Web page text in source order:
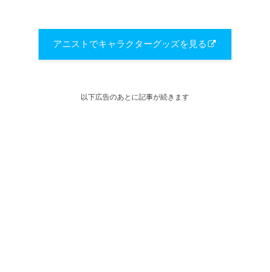
アニストでキャラクターグッズを見る
以下広告のあとに記事が続きます